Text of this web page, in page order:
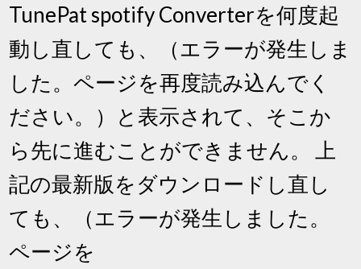
TunePat spotify Converterを何度起
動し直しても、（エラーが発生しま
した。ページを再度読み込んでく
ださい。）と表示されて、そこか
ら先に進むことができません。 上
記の最新版をダウンロードし直し
ても、（エラーが発生しました。
ページを